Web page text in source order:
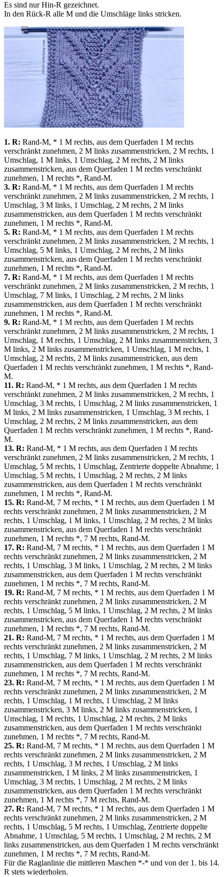
Es sind nur Hin-R gezeichnet.
In den Rück-R alle M und die Umschläge links stricken.
1. R: Rand-M, * 1 M rechts, aus dem Querfaden 1 M rechts
verschränkt zunehmen, 2 M links zusammenstricken, 2 M rechts, 1
Umschlag, 1 M links, 1 Umschlag, 2 M rechts, 2 M links
zusammenstricken, aus dem Querfaden 1 M rechts verschränkt
zunehmen, 1 M rechts *, Rand-M.
3. R: Rand-M, * 1 M rechts, aus dem Querfaden 1 M rechts
verschränkt zunehmen, 2 M links zusammenstricken, 2 M rechts, 1
Umschlag, 3 M links, 1 Umschlag, 2 M rechts, 2 M links
zusammenstricken, aus dem Querfaden 1 M rechts verschränkt
zunehmen, 1 M rechts *, Rand-M.
5. R: Rand-M, * 1 M rechts, aus dem Querfaden 1 M rechts
verschränkt zunehmen, 2 M links zusammenstricken, 2 M rechts, 1
Umschlag, 5 M links, 1 Umschlag, 2 M rechts, 2 M links
zusammenstricken, aus dem Querfaden 1 M rechts verschränkt
zunehmen, 1 M rechts *, Rand-M.
7. R: Rand-M, * 1 M rechts, aus dem Querfaden 1 M rechts
verschränkt zunehmen, 2 M links zusammenstricken, 2 M rechts, 1
Umschlag, 7 M links, 1 Umschlag, 2 M rechts, 2 M links
zusammenstricken, aus dem Querfaden 1 M rechts verschränkt
zunehmen, 1 M rechts *, Rand-M.
9. R: Rand-M, * 1 M rechts, aus dem Querfaden 1 M rechts
verschränkt zunehmen, 2 M links zusammenstricken, 2 M rechts, 1
Umschlag, 1 M rechts, 1 Umschlag, 2 M links zusammenstricken, 3
M links, 2 M links zusammenstricken, 1 Umschlag, 1 M rechts, 1
Umschlag, 2 M rechts, 2 M links zusammenstricken, aus dem
Querfaden 1 M rechts verschränkt zunehmen, 1 M rechts *, Rand-
M.
11. R: Rand-M, * 1 M rechts, aus dem Querfaden 1 M rechts
verschränkt zunehmen, 2 M links zusammenstricken, 2 M rechts, 1
Umschlag, 3 M rechts, 1 Umschlag, 2 M links zusammenstricken, 1
M links, 2 M links zusammenstricken, 1 Umschlag, 3 M rechts, 1
Umschlag, 2 M rechts, 2 M links zusammenstricken, aus dem
Querfaden 1 M rechts verschränkt zunehmen, 1 M rechts *, Rand-
M.
13. R: Rand-M, * 1 M rechts, aus dem Querfaden 1 M rechts
verschränkt zunehmen, 2 M links zusammenstricken, 2 M rechts, 1
Umschlag, 5 M rechts, 1 Umschlag, Zentrierte doppelte Abnahme, 1
Umschlag, 5 M rechts, 1 Umschlag, 2 M rechts, 2 M links
zusammenstricken, aus dem Querfaden 1 M rechts verschränkt
zunehmen, 1 M rechts *, Rand-M.
15. R: Rand-M, 7 M rechts, * 1 M rechts, aus dem Querfaden 1 M
rechts verschränkt zunehmen, 2 M links zusammenstricken, 2 M
rechts, 1 Umschlag, 1 M links, 1 Umschlag, 2 M rechts, 2 M links
zusammenstricken, aus dem Querfaden 1 M rechts verschränkt
zunehmen, 1 M rechts *, 7 M rechts, Rand-M.
17. R: Rand-M, 7 M rechts, * 1 M rechts, aus dem Querfaden 1 M
rechts verschränkt zunehmen, 2 M links zusammenstricken, 2 M
rechts, 1 Umschlag, 3 M links, 1 Umschlag, 2 M rechts, 2 M links
zusammenstricken, aus dem Querfaden 1 M rechts verschränkt
zunehmen, 1 M rechts *, 7 M rechts, Rand-M.
19. R: Rand-M, 7 M rechts, * 1 M rechts, aus dem Querfaden 1 M
rechts verschränkt zunehmen, 2 M links zusammenstricken, 2 M
rechts, 1 Umschlag, 5 M links, 1 Umschlag, 2 M rechts, 2 M links
zusammenstricken, aus dem Querfaden 1 M rechts verschränkt
zunehmen, 1 M rechts *, 7 M rechts, Rand-M.
21. R: Rand-M, 7 M rechts, * 1 M rechts, aus dem Querfaden 1 M
rechts verschränkt zunehmen, 2 M links zusammenstricken, 2 M
rechts, 1 Umschlag, 7 M links, 1 Umschlag, 2 M rechts, 2 M links
zusammenstricken, aus dem Querfaden 1 M rechts verschränkt
zunehmen, 1 M rechts *, 7 M rechts, Rand-M.
23. R: Rand-M, 7 M rechts, * 1 M rechts, aus dem Querfaden 1 M
rechts verschränkt zunehmen, 2 M links zusammenstricken, 2 M
rechts, 1 Umschlag, 1 M rechts, 1 Umschlag, 2 M links
zusammenstricken, 3 M links, 2 M links zusammenstricken, 1
Umschlag, 1 M rechts, 1 Umschlag, 2 M rechts, 2 M links
zusammenstricken, aus dem Querfaden 1 M rechts verschränkt
zunehmen, 1 M rechts *, 7 M rechts, Rand-M.
25. R: Rand-M, 7 M rechts, * 1 M rechts, aus dem Querfaden 1 M
rechts verschränkt zunehmen, 2 M links zusammenstricken, 2 M
rechts, 1 Umschlag, 3 M rechts, 1 Umschlag, 2 M links
zusammenstricken, 1 M links, 2 M links zusammenstricken, 1
Umschlag, 3 M rechts, 1 Umschlag, 2 M rechts, 2 M links
zusammenstricken, aus dem Querfaden 1 M rechts verschränkt
zunehmen, 1 M rechts *, 7 M rechts, Rand-M.
27. R: Rand-M, 7 M rechts, * 1 M rechts, aus dem Querfaden 1 M
rechts verschränkt zunehmen, 2 M links zusammenstricken, 2 M
rechts, 1 Umschlag, 5 M rechts, 1 Umschlag, Zentrierte doppelte
Abnahme, 1 Umschlag, 5 M rechts, 1 Umschlag, 2 M rechts, 2 M
links zusammenstricken, aus dem Querfaden 1 M rechts verschränkt
zunehmen, 1 M rechts *, 7 M rechts, Rand-M.
Für die Raglanlinie die mittleren Maschen *-* und von der 1. bis 14.
R stets wiederholen.